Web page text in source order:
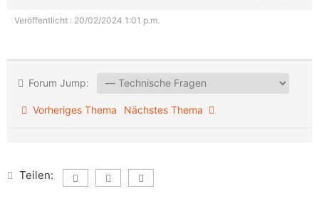
Veröffentlicht : 20/02/2024 1:01 p.m.
Forum Jump:
Vorheriges Thema Nächstes Thema
Teilen: